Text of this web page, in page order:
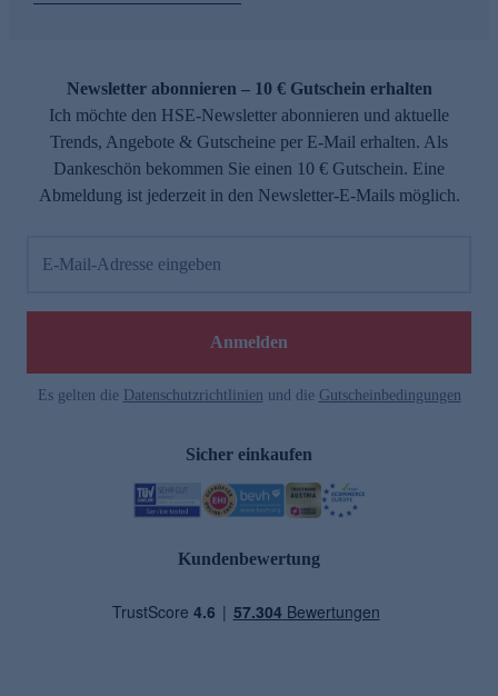
Newsletter abonnieren – 10 € Gutschein erhalten
Ich möchte den HSE-Newsletter abonnieren und aktuelle
Trends, Angebote & Gutscheine per E-Mail erhalten. Als
Dankeschön bekommen Sie einen 10 € Gutschein. Eine
Abmeldung ist jederzeit in den Newsletter-E-Mails möglich.
E-Mail-Adresse eingeben
Anmelden
Es gelten die Datenschutzrichtlinien und die Gutscheinbedingungen
Sicher einkaufen
Kundenbewertung